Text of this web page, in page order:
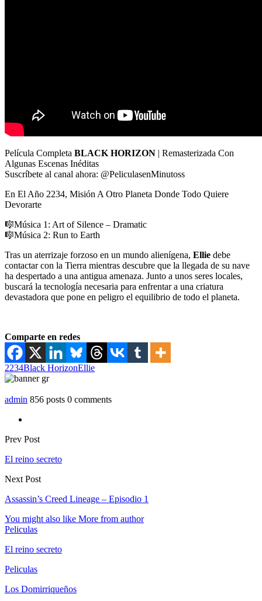
Película Completa BLACK HORIZON | Remasterizada Con
Algunas Escenas Inéditas
Suscríbete al canal ahora: @PeliculasenMinutoss
En El Año 2234, Misión A Otro Planeta Donde Todo Quiere
Devorarte
🎼Música 1: Art of Silence – Dramatic
🎼Música 2: Run to Earth
Tras un aterrizaje forzoso en un mundo alienígena, Ellie debe
contactar con la Tierra mientras descubre que la llegada de su nave
ha despertado a una antigua amenaza. Junto a unos seres locales,
buscará la tecnología necesaria para enfrentar a una criatura
devastadora que pone en peligro el equilibrio de todo el planeta.
Comparte en redes
2234Black HorizonEllie
admin 856 posts 0 comments
Prev Post
El reino secreto
Next Post
Assassin’s Creed Lineage – Episodio 1
You might also like More from author
Peliculas
El reino secreto
Peliculas
Los Domirriqueños